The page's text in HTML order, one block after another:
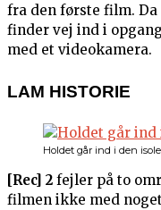
fra den første film.
finder vej ind i
med et videokamera.
LAM HISTORIE
Holdet går ind i den
[Rec] 2 fejler på to
filmen ikke med